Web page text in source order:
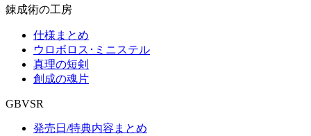
錬成術の工房
仕様まとめ
ウロボロス･ミニステル
真理の短剣
創成の魂片
GBVSR
発売日/特典内容まとめ